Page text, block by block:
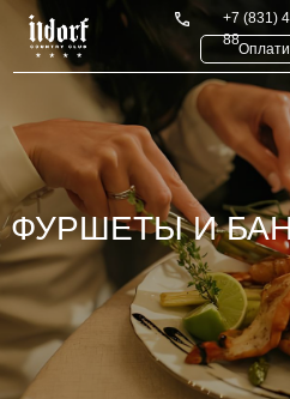
+7 (831)
88
ФУРШЕТЫ И